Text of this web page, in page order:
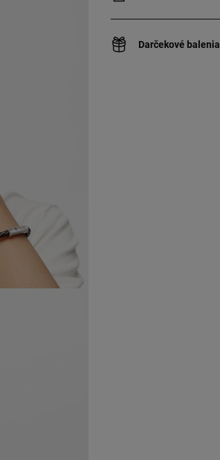
Darčekové balenia